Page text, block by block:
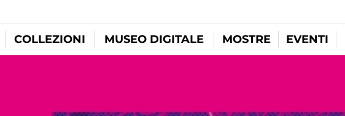
COLLEZIONI MUSEO DIGITALE MOSTRE EVENTI